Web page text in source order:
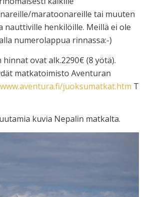
maratoonareille tai muuten
nauttiville henkilöille. Meillä ei ole
numerolappua rinnassa:-)
hinnat ovat alk.2290€ (8 yötä).
matkatoimisto Aventuran
juoksumatkat.htm
kuvia Nepalin matkalta.